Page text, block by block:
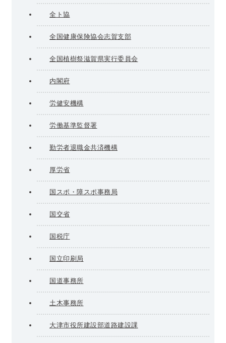
全ト協
全国健康保険協会志賀支部
全国植樹祭滋賀県実行委員会
内閣府
労健安機構
労働基準監督署
勤労者退職金共済機構
厚労省
国スポ・障スポ事務局
国交省
国税庁
国立印刷局
国道事務所
土木事務所
大津市役所建設部道路建設課